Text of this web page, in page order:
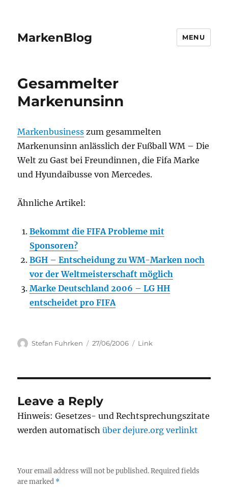
MarkenBlog MENU
Gesammelter
Markenunsinn
Markenbusiness zum gesammelten
Markenunsinn anlässlich der Fußball WM – Die
Welt zu Gast bei Freundinnen, die Fifa Marke
und Hyundaibusse von Mercedes.
Ähnliche Artikel:
Bekommt die FIFA Probleme mit
Sponsoren?
BGH – Entscheidung zu WM-Marken noch
vor der Weltmeisterschaft möglich
Marke Deutschland 2006 – LG HH
entscheidet pro FIFA
Author
Stefan Fuhrken
Posted
27/06/2006 Categories
Link
Leave a Reply
Hinweis: Gesetzes- und Rechtsprechungszitate
werden automatischüber dejure.org verlinkt
Your email address will not be published. Required fields
are marked *